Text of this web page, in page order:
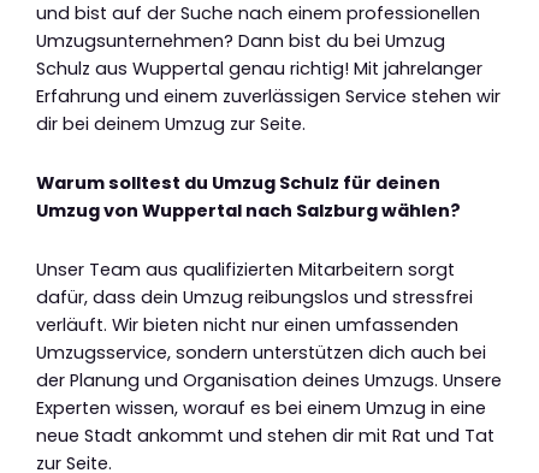
und bist auf der Suche nach einem professionellen
Umzugsunternehmen? Dann bist du bei Umzug
Schulz aus Wuppertal genau richtig! Mit jahrelanger
Erfahrung und einem zuverlässigen Service stehen wir
dir bei deinem Umzug zur Seite.
Warum solltest du Umzug Schulz für deinen
Umzug von Wuppertal nach Salzburg wählen?
Unser Team aus qualifizierten Mitarbeitern sorgt
dafür, dass dein Umzug reibungslos und stressfrei
verläuft. Wir bieten nicht nur einen umfassenden
Umzugsservice, sondern unterstützen dich auch bei
der Planung und Organisation deines Umzugs. Unsere
Experten wissen, worauf es bei einem Umzug in eine
neue Stadt ankommt und stehen dir mit Rat und Tat
zur Seite.